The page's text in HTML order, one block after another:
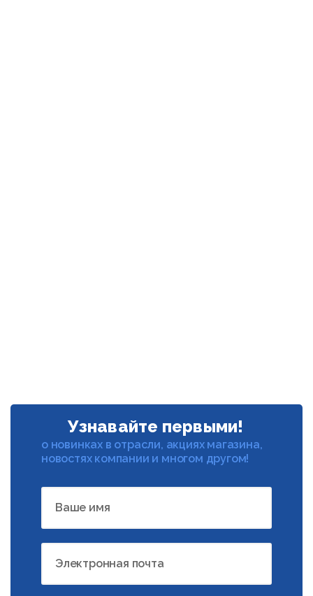
Узнавайте первыми!
о новинках в отрасли, акциях магазина,
новостях компании и многом другом!
Ваше имя
Электронная почта